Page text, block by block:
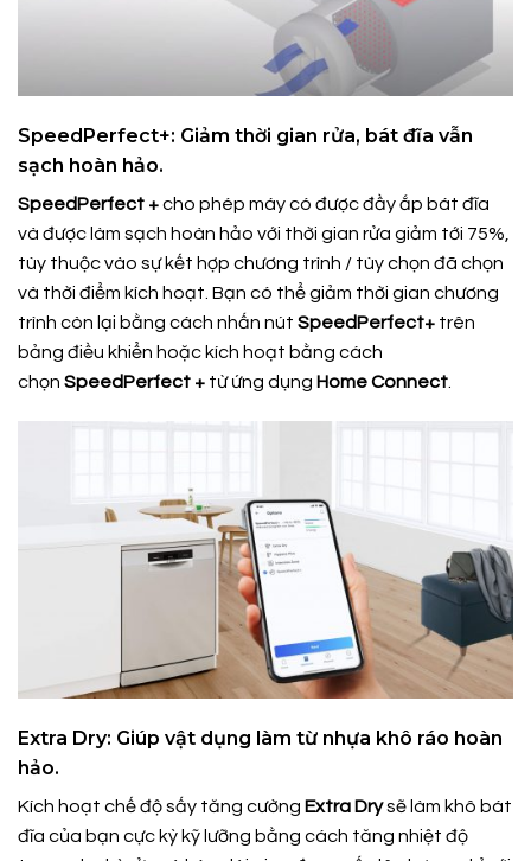
SpeedPerfect+: Giảm thời gian rửa, bát đĩa vẫn
sạch hoàn hảo.
SpeedPerfect +cho phép máy có được đầy ắp bát đĩa
và được làm sạch hoàn hảo với thời gian rửa giảm tới 75%,
tùy thuộc vào sự kết hợp chương trình / tùy chọn đã chọn
và thời điểm kích hoạt. Bạn có thể giảm thời gian chương
trình còn lại bằng cách nhấn nút SpeedPerfect+ trên
bảng điều khiển hoặc kích hoạt bằng cách
chọn SpeedPerfect + từ ứng dụng Home Connect
Extra Dry: Giúp vật dụng làm từ nhựa khô ráo hoàn
hảo.
Kích hoạt chế độ sấy tăng cường Extra Drysẽ làm khô bát
đĩa của bạn cực kỳ kỹ lưỡng bằng cách tăng nhiệt độ